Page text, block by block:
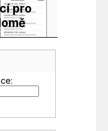
pro